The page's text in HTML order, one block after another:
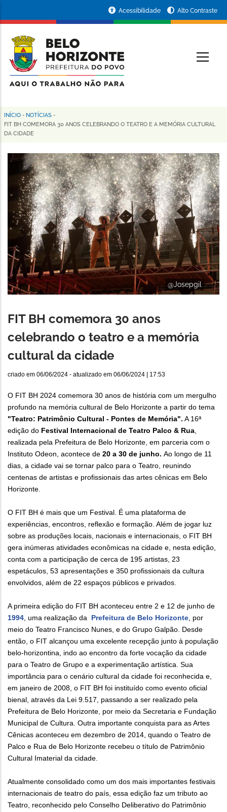
conteúdo
principal
da
Prefeitura
de
Horizonte
Acessibilidade Alto Contraste
Trilha
de
navegação
INÍCIO - NOTÍCIAS -
FIT BH COMEMORA 30 ANOS CELEBRANDO O TEATRO E A MEMÓRIA CULTURAL
DA CIDADE
@Josepgil
FIT BH comemora 30 anos
celebrando o teatro e a memória
cultural da cidade
criado em 06/06/2024 - atualizado em 06/06/2024 | 17:53
O FIT BH 2024 comemora 30 anos de história com um mergulho
profundo na memória cultural de Belo Horizonte a partir do tema
"Teatro: Patrimônio Cultural - Pontes de Memória". A 16ª
edição do Festival Internacional de Teatro Palco & Rua,
realizada pela Prefeitura de Belo Horizonte, em parceria com o
Instituto Odeon, acontece de 20 a 30 de junho. Ao longo de 11
dias, a cidade vai se tornar palco para o Teatro, reunindo
centenas de artistas e profissionais das artes cênicas em Belo
Horizonte.
O FIT BH é mais que um Festival. É uma plataforma de
experiências, encontros, reflexão e formação. Além de jogar luz
sobre as produções locais, nacionais e internacionais, o FIT BH
gera inúmeras atividades econômicas na cidade e, nesta edição,
conta com a participação de cerca de 195 artistas, 23
espetáculos, 53 apresentações e 350 profissionais da cultura
envolvidos, além de 22 espaços públicos e privados.
A primeira edição do FIT BH aconteceu entre 2 e 12 de junho de
1994, uma realização da Prefeitura de Belo Horizonte, por
meio do Teatro Francisco Nunes, e do Grupo Galpão. Desde
então, o FIT alcançou uma excelente recepção junto à população
belo-horizontina, indo ao encontro da forte vocação da cidade
para o Teatro de Grupo e a experimentação artística. Sua
importância para o cenário cultural da cidade foi reconhecida e,
em janeiro de 2008, o FIT BH foi instituído como evento oficial
bienal, através da Lei 9.517, passando a ser realizado pela
Prefeitura de Belo Horizonte, por meio da Secretaria e Fundação
Municipal de Cultura. Outra importante conquista para as Artes
Cênicas aconteceu em dezembro de 2014, quando o Teatro de
Palco e Rua de Belo Horizonte recebeu o título de Patrimônio
Cultural Imaterial da cidade.
Atualmente consolidado como um dos mais importantes festivais
internacionais de teatro do país, essa edição faz um tributo ao
Teatro, reconhecido pelo Conselho Deliberativo do Patrimônio